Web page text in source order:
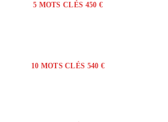
5 MOTS CLÉS 450 €
10 MOTS CLÉS 540 €